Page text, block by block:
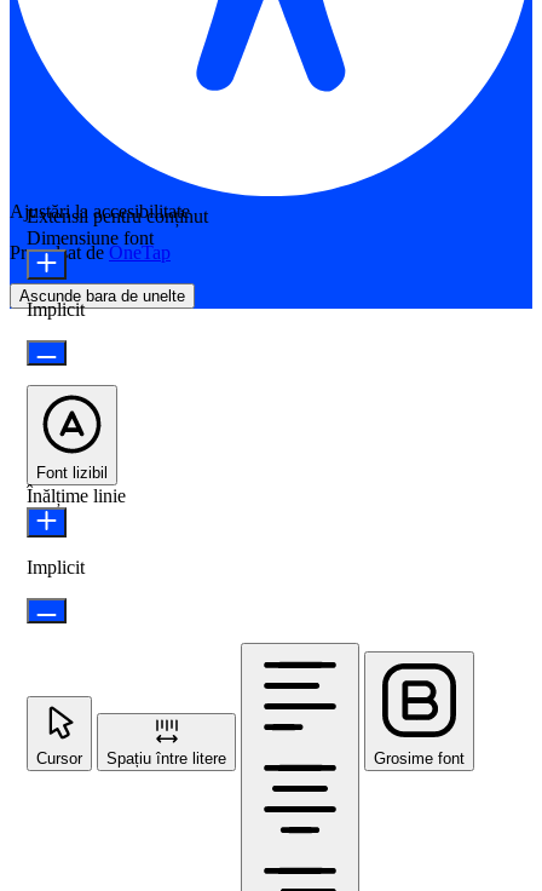
Ajustări la accesibilitate
Propulsat de OneTap
Ascunde bara de unelte
Extensii pentru conținut
Dimensiune font
Implicit
Font lizibil
Înălțime linie
Implicit
Cursor Spațiu între litere Grosime font